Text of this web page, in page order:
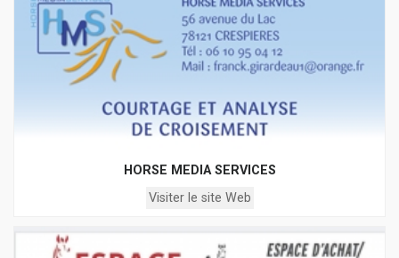
HORSE MEDIA SERVICES
Visiter le site Web